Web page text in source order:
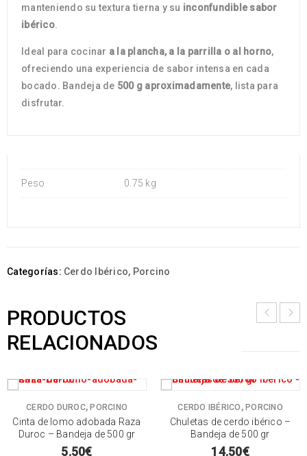
manteniendo su textura tierna y su inconfundible sabor
ibérico.
Ideal para cocinar a la plancha, a la parrilla o al horno,
ofreciendo una experiencia de sabor intensa en cada
bocado. Bandeja de 500 g aproximadamente, lista para
disfrutar.
Peso 0.75 kg
Categorías: Cerdo Ibérico, Porcino
PRODUCTOS
RELACIONADOS
CERDO DUROC,PORCINO
Cinta de lomo adobada Raza
Duroc – Bandeja de 500 gr
5.50€
CERDO IBÉRICO , PORCINO
Chuletas de cerdo ibérico –
Bandeja de 500 gr
14.50€